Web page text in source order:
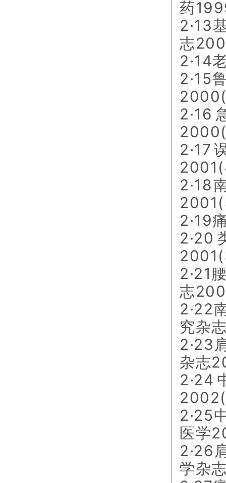
药
2·13
志
2·14
2·15
2·17
2·18
2·19
2·21
志
2·22
究杂
2·23
杂志
2·24
2·25
医学
2·26
学杂